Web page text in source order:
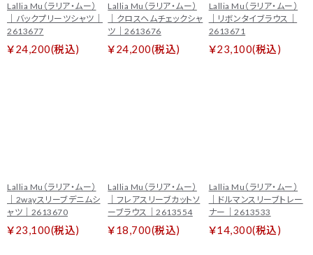
Lallia Mu（ラリア・ムー）
｜バックプリーツシャツ｜
2613677
￥24,200(税込)
Lallia Mu（ラリア・ムー）
｜クロスヘムチェックシャ
ツ｜2613676
￥24,200(税込)
Lallia Mu（ラリア・ムー）
｜リボンタイブラウス｜
2613671
￥23,100(税込)
Lallia Mu（ラリア・ムー）
｜2wayスリーブデニムシ
ャツ｜2613670
￥23,100(税込)
Lallia Mu（ラリア・ムー）
｜フレアスリーブカットソ
ーブラウス｜2613554
￥18,700(税込)
Lallia Mu（ラリア・ムー）
｜ドルマンスリーブトレー
ナー｜2613533
￥14,300(税込)